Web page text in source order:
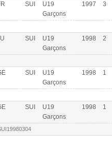
SUI
U19
Garçons
1997 3
SUI
U19
Garçons
1998 2
SUI
U19
Garçons
1998 1
SUI
U19
Garçons
1998 1